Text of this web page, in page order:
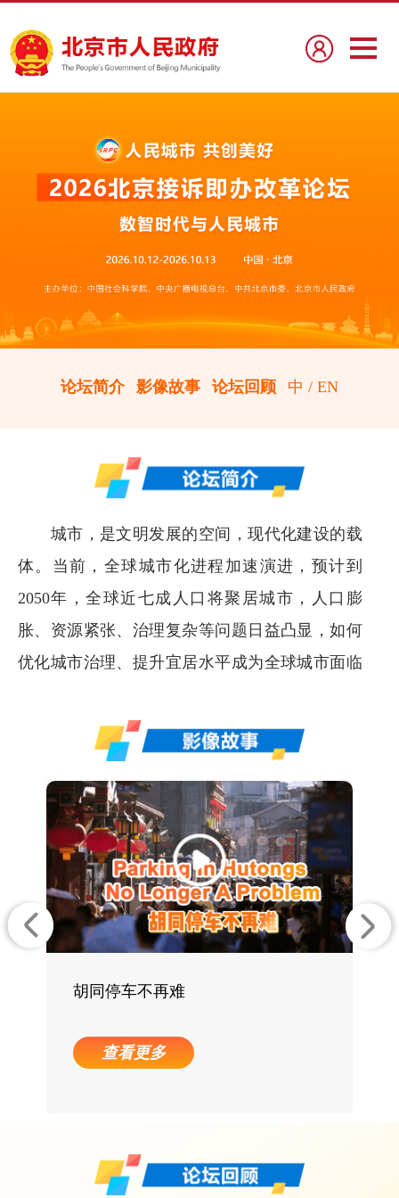
论坛简介 影像故事 论坛回顾 中 / EN
城市，是文明发展的空间，现代化建设的载
体。当前，全球城市化进程加速演进，预计到
2050年，全球近七成人口将聚居城市，人口膨
胀、资源紧张、治理复杂等问题日益凸显，如何
优化城市治理、提升宜居水平成为全球城市面临
性、绿色化与可持续发展提供了新路径，正在推
动城市治理方式发生深刻变革。面对前所未有的
机遇和挑战，全球各个城市锐意改革、探索创
新，涌现出众多宝贵经验。加强全球对话、深化
数智合作、共推城市治理现代化，成为各国城市
携手应对挑战、助推人类文明进步的共同使命。
北京是一座历史悠久的文化名城和充满活力
的现代化国际大都市，面积1.6万平方千米，常住
人口2100余万。面对城市治理难题，2019年以
即办改革，认真接听“您的声音”，积极回应每一
动对高频共性难点问题进行精准治理，构建民情
胡同停车不再难
查看更多